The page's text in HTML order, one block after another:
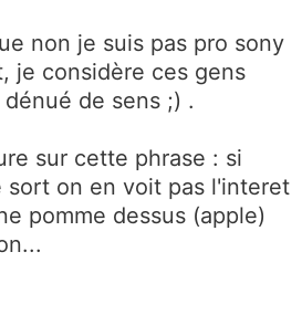
non je suis pas pro sony
je considère ces gens
de sens ;) .
sur cette phrase : si
sort on en voit pas l'interet
pomme dessus (apple)